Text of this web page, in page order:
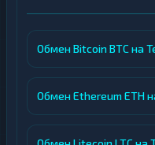
Обмен Bitcoin BTC на
Обмен Ethereum ETH